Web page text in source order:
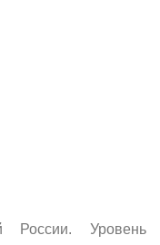
России. Уровень